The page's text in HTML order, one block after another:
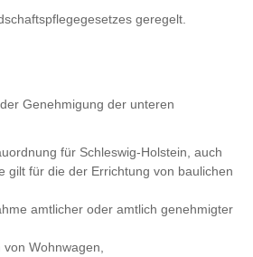
geregelt.
Genehmigung der unteren
für Schleswig-Holstein, auch
gilt für die der Errichtung von baulichen
amtlicher oder amtlich genehmigter
Wohnwagen,